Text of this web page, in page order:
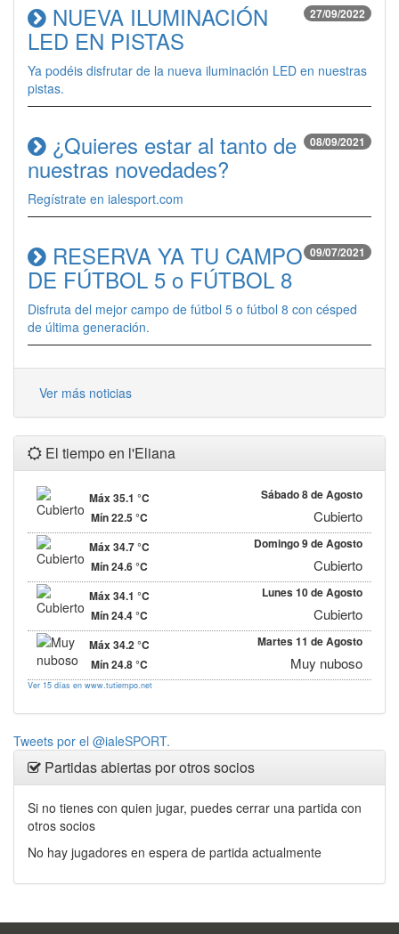
27/09/2022
NUEVA ILUMINACIÓN
LED EN PISTAS
Ya podéis disfrutar de la nueva iluminación LED en nuestras
pistas.
08/09/2021
¿Quieres estar al tanto de
nuestras novedades?
Regístrate en ialesport.com
09/07/2021
RESERVA YA TU CAMPO
DE FÚTBOL 5 o FÚTBOL 8
Disfruta del mejor campo de fútbol 5 o fútbol 8 con césped
de última generación.
Ver más noticias
El tiempo en l'Eliana
Máx 35.1 °C
Mín 22.5 °C
Sábado 8 de Agosto
Cubierto
Viento: Sureste 21 km/h
Salida del sol:7:06
Puesta de sol:21:10
Máx 34.7 °C
Mín 24.6 °C
Domingo 9 de Agosto
Cubierto
Viento:Sureste 14 km/h
Salida del sol:7:07
Puesta de sol:21:09
Máx 34.1 °C
Mín 24.4 °C
Lunes 10 de Agosto
Cubierto
Viento:Sureste 16 km/h
Salida del sol:7:07
Puesta de sol:
Máx 34.2 °C
Mín 24.8 °C
Martes 11 de Agosto
Muy nuboso
Ver 15 días en www.tutiempo.net
Tweets por el @ialeSPORT.
Partidas abiertas por otros socios
Si no tienes con quien jugar, puedes cerrar una partida con
otros socios
No hay jugadores en espera de partida actualmente